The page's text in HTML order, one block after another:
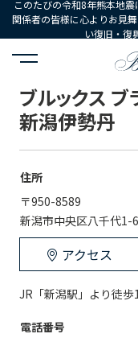
このたびの令和8年熊本地
関係者の皆様に心よりお見
い復旧・復
HOME ブ
ブルックス ブ
新潟伊勢丹
住所
〒950-8589
新潟市中央区八千代1-
アクセス
JR「新潟駅」より徒
電話番号